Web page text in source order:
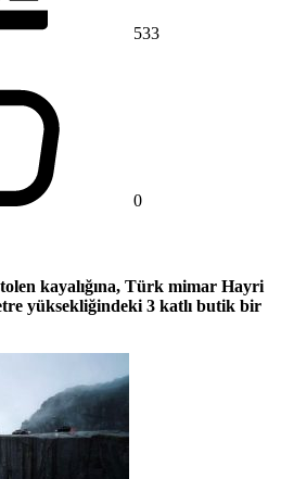
533
0
kayalığına, Türk mimar Hayri
yüksekliğindeki 3 katlı butik bir